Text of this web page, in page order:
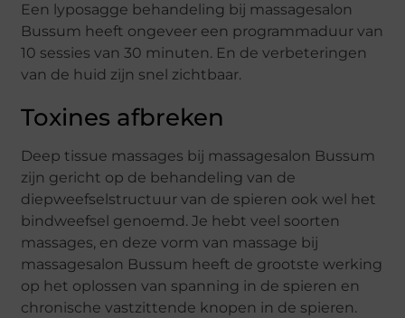
Een lyposagge behandeling bij massagesalon
Bussum heeft ongeveer een programmaduur van
10 sessies van 30 minuten. En de verbeteringen
van de huid zijn snel zichtbaar.
Toxines afbreken
Deep tissue massages bij massagesalon Bussum
zijn gericht op de behandeling van de
diepweefselstructuur van de spieren ook wel het
bindweefsel genoemd. Je hebt veel soorten
massages, en deze vorm van massage bij
massagesalon Bussum heeft de grootste werking
op het oplossen van spanning in de spieren en
chronische vastzittende knopen in de spieren.